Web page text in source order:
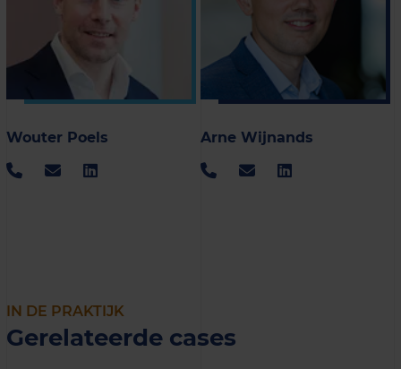
Wouter Poels Arne Wijnands
IN DE PRAKTIJK
Gerelateerde cases